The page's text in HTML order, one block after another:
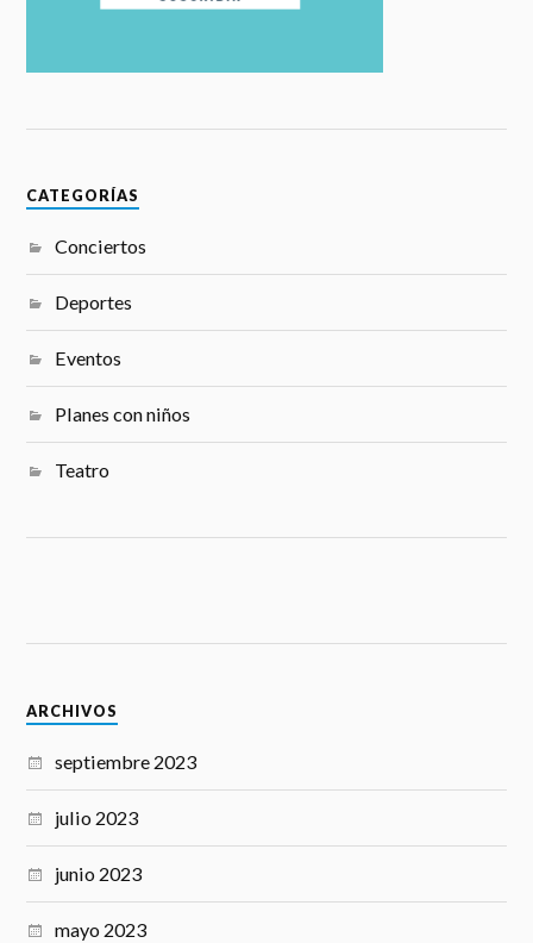
CATEGORÍAS
Conciertos
Deportes
Eventos
Planes con niños
Teatro
ARCHIVOS
septiembre 2023
julio 2023
junio 2023
mayo 2023